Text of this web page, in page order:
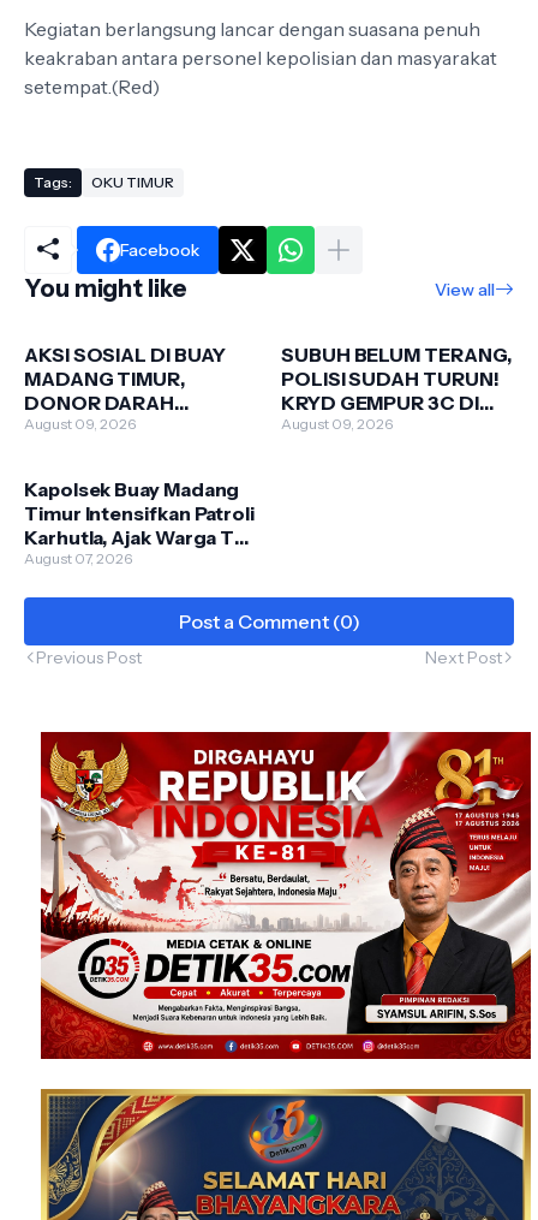
Kegiatan berlangsung lancar dengan suasana penuh
keakraban antara personel kepolisian dan masyarakat
setempat.(Red)
Tags: OKU TIMUR
Facebook
You might like View all
AKSI SOSIAL DI BUAY
MADANG TIMUR,
DONOR DARAH
DIGELAR DI KEDIAMAN
August 09, 2026
SUBUH BELUM TERANG,
POLISI SUDAH TURUN!
KRYD GEMPUR 3C DI
BUAY MADANG TIMUR
August 09, 2026
Kapolsek Buay Madang
Timur Intensifkan Patroli
Karhutla, Ajak Warga Tak
Membakar Hutan dan
August 07, 2026
Post a Comment (0)
Previous Post Next Post